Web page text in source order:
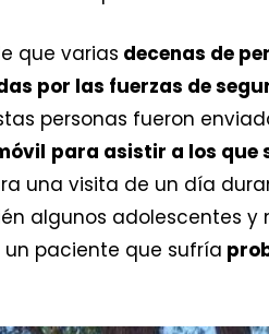
que varias decenas de
por las fuerzas de
personas fueron
para asistir a los que
una visita de un día
algunos adolescentes y
paciente que sufría